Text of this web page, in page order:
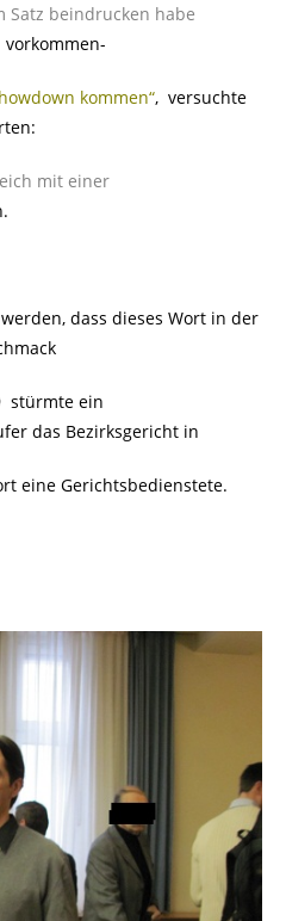
Satz beindrucken habe
kommen“, versuchte
mit einer
dass dieses Wort in der
stürmte ein
das Bezirksgericht in
eine Gerichtsbedienstete.